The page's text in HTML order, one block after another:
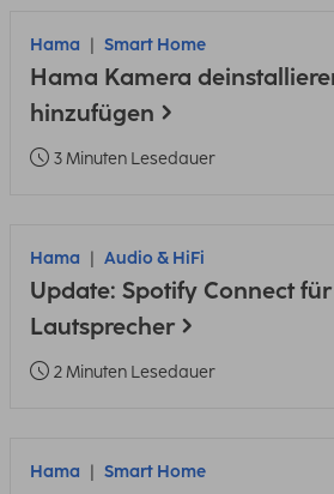
Hama Smart Home
Hama Kamera
hinzufügen
3 Minuten Lesedauer
Hama Audio & HiFi
Update: Spotify Connect
Lautsprecher
2 Minuten Lesedauer
Hama Smart Home